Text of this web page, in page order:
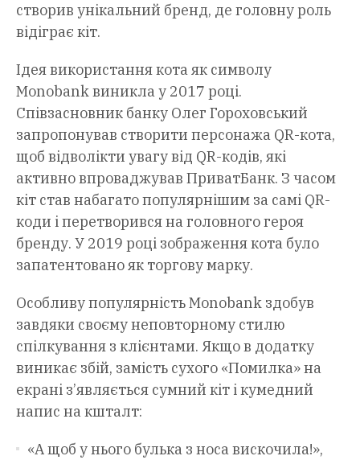
створив унікальний бренд, де головну роль
відіграє кіт.
Ідея використання кота як символу
Мonobank виникла у 2017 році.
Співзасновник банку Олег Гороховський
запропонував створити персонажа QR-кота,
щоб відволікти увагу від QR-кодів, які
активно впроваджував ПриватБанк. З часом
кіт став набагато популярнішим за самі QR-
коди і перетворився на головного героя
бренду. У 2019 році зображення кота було
запатентовано як торгову марку.
Особливу популярність Мonobank здобув
завдяки своєму неповторному стилю
спілкування з клієнтами. Якщо в додатку
виникає збій, замість сухого «Помилка» на
екрані з’являється сумний кіт і кумедний
напис на кшталт:
«А щоб у нього булька з носа вискочила!»,